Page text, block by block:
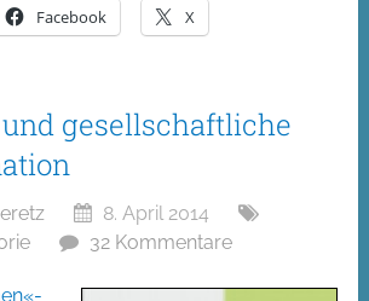
Facebook X
gesellschaftliche
8. April 2014
32 Kommentare